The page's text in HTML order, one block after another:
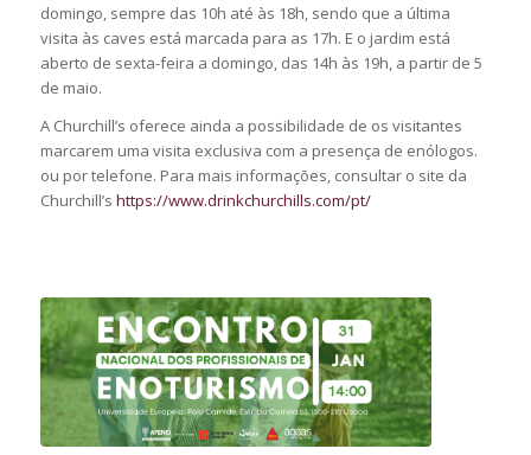
domingo, sempre das 10h até às 18h, sendo que a última
visita às caves está marcada para as 17h. E o jardim está
aberto de sexta-feira a domingo, das 14h às 19h, a partir de 5
de maio.
A Churchill’s oferece ainda a possibilidade de os visitantes
marcarem uma visita exclusiva com a presença de enólogos.
ou por telefone. Para mais informações, consultar o site da
Churchill’s https://www.drinkchurchills.com/pt/